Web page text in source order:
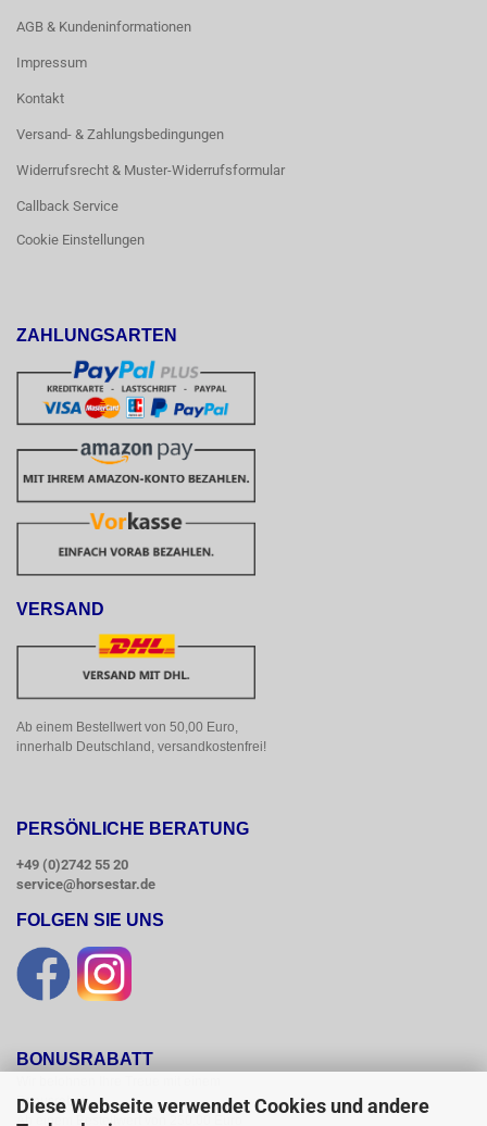
Diese Webseite verwendet Cookies und andere
AGB & Kundeninformationen
Impressum
Kontakt
Versand- & Zahlungsbedingungen
Widerrufsrecht & Muster-Widerrufsformular
Callback Service
Cookie Einstellungen
ZAHLUNGSARTEN
VERSAND
Ab einem Bestellwert von 50,00 Euro,
innerhalb Deutschland, versandkostenfrei!
PERSÖNLICHE BERATUNG
+49 (0)2742 55 20
service@horsestar.de
FOLGEN SIE UNS
BONUSRABATT
Bonusrabatt.
Ab einem Bestellwert von 250,00 Euro